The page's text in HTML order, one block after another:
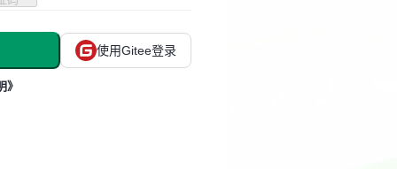
使用Gitee登录
》